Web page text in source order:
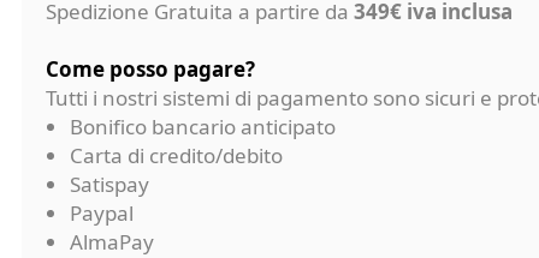
Spedizione Gratuita a partire da 349€ iva inclusa
Come posso pagare?
Tutti i nostri sistemi di pagamento sono sicuri e
Bonifico bancario anticipato
Carta di credito/debito
Satispay
Paypal
AlmaPay